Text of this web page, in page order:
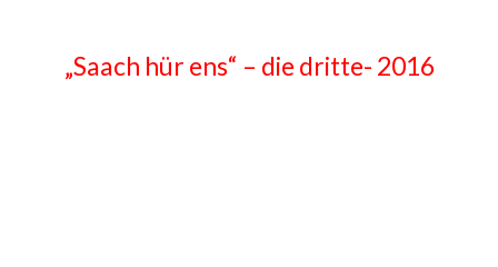
„Saach hür ens“ – die dritte- 2016